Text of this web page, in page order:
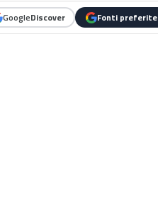
GoogleDiscover Fonti preferite